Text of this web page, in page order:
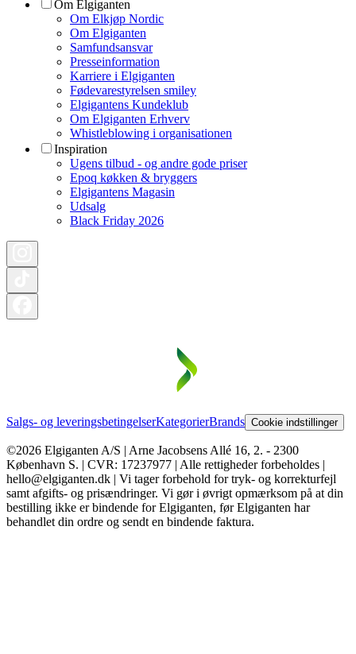
Om Elgiganten
Om Elkjøp Nordic
Om Elgiganten
Samfundsansvar
Presseinformation
Karriere i Elgiganten
Fødevarestyrelsen smiley
Elgigantens Kundeklub
Om Elgiganten Erhverv
Whistleblowing i organisationen
Inspiration
Ugens tilbud - og andre gode priser
Epoq køkken & bryggers
Elgigantens Magasin
Udsalg
Black Friday 2026
Salgs- og leveringsbetingelserKategorierBrands Cookie indstillinger
©2026 Elgiganten A/S | Arne Jacobsens Allé 16, 2. - 2300
København S. | CVR: 17237977 | Alle rettigheder forbeholdes |
hello@elgiganten.dk | Vi tager forbehold for tryk- og korrekturfejl
samt afgifts- og prisændringer. Vi gør i øvrigt opmærksom på at din
bestilling ikke er bindende for Elgiganten, før Elgiganten har
behandlet din ordre og sendt en bindende faktura.